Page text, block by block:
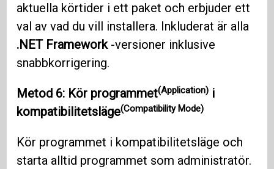
aktuella körtider i ett paket och erbjuder ett
val av vad du vill installera. Inkluderat är alla
.NET Framework-versioner inklusive
snabbkorrigering.
Metod 6: Kör programmet(Application) i
kompatibilitetsläge(Compatibility Mode)
Kör programmet i kompatibilitetsläge och
starta alltid programmet som administratör.